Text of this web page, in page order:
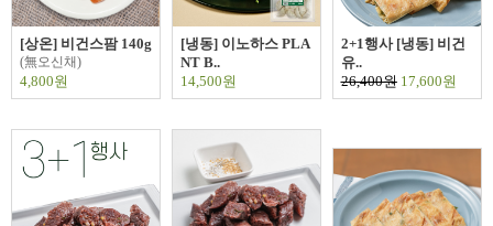
[상온] 비건스팜 140g
(無오신채)
4,800원
[냉동] 이노하스 PLA
NT B..
14,500원
2+1행사 [냉동] 비건
유..
26,400원17,600원